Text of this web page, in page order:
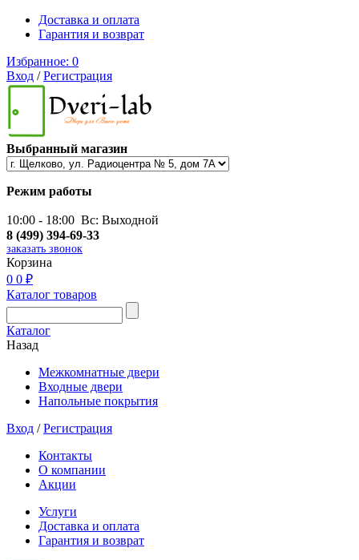
Доставка и оплата
Гарантия и возврат
Избранное: 0
Вход /Регистрация
Выбранный магазин
Режим работы
10:00 - 18:00 Вс: Выходной
8 (499) 394-69-33
заказать звонок
Корзина
0 0 ₽
Каталог товаров
Каталог
Назад
Межкомнатные двери
Входные двери
Напольные покрытия
Вход /Регистрация
Контакты
О компании
Акции
Услуги
Доставка и оплата
Гарантия и возврат